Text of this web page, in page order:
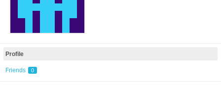
Profile
Friends 0